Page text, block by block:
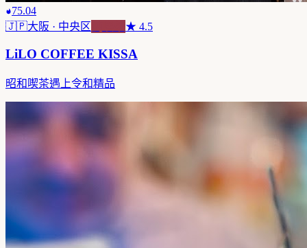
75.04
🇯🇵大阪 · 中央区 ★ 4.5
LiLO COFFEE KISSA
昭和喫茶遇上令和精品